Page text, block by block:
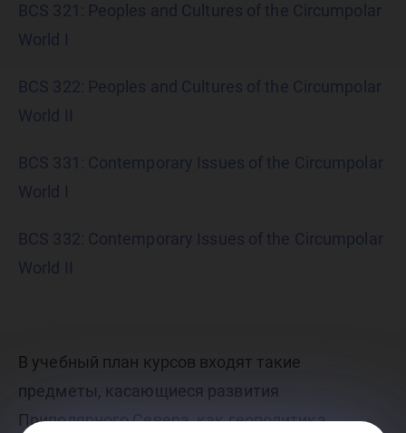
BCS 321: Peoples and Cultures of the Circumpolar
World I
BCS 322: Peoples and Cultures of the Circumpolar
World II
BCS 331: Contemporary Issues of the Circumpolar
World I
BCS 332: Contemporary Issues of the Circumpolar
World II
В учебный план курсов входят такие
предметы, касающиеся развития
Приполярного Севера, как геополитика,